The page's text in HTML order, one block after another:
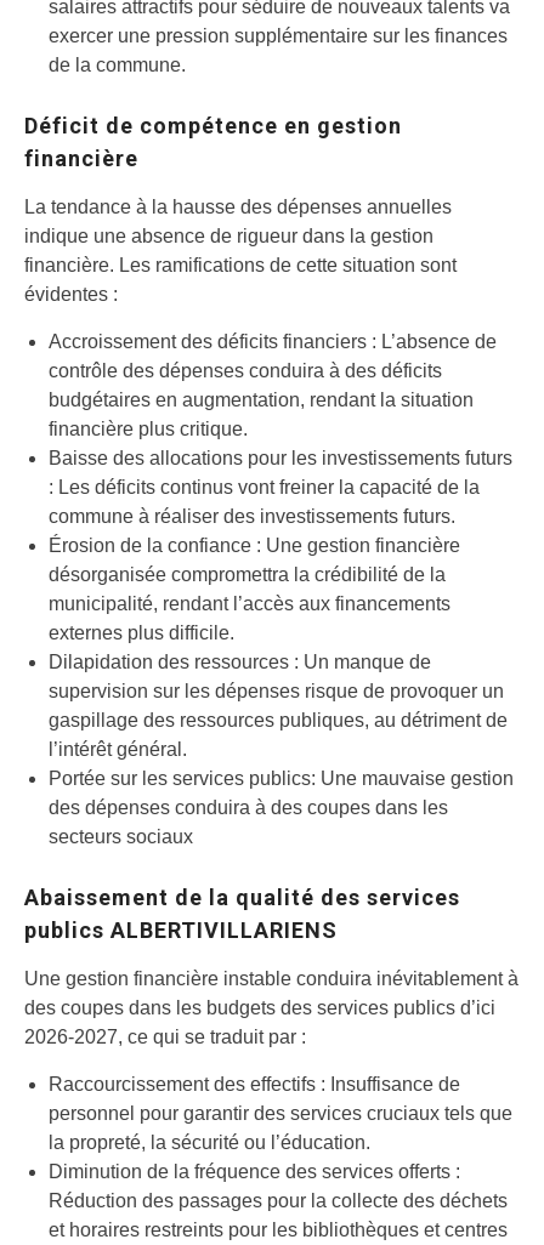
salaires attractifs pour séduire de nouveaux talents va
exercer une pression supplémentaire sur les finances
de la commune.
Déficit de compétence en gestion
financière
La tendance à la hausse des dépenses annuelles
indique une absence de rigueur dans la gestion
financière. Les ramifications de cette situation sont
évidentes :
Accroissement des déficits financiers : L’absence de
contrôle des dépenses conduira à des déficits
budgétaires en augmentation, rendant la situation
financière plus critique.
Baisse des allocations pour les investissements futurs
: Les déficits continus vont freiner la capacité de la
commune à réaliser des investissements futurs.
Érosion de la confiance : Une gestion financière
désorganisée compromettra la crédibilité de la
municipalité, rendant l’accès aux financements
externes plus difficile.
Dilapidation des ressources : Un manque de
supervision sur les dépenses risque de provoquer un
gaspillage des ressources publiques, au détriment de
l’intérêt général.
Portée sur les services publics: Une mauvaise gestion
des dépenses conduira à des coupes dans les
secteurs sociaux
Abaissement de la qualité des services
publics ALBERTIVILLARIENS
Une gestion financière instable conduira inévitablement à
des coupes dans les budgets des services publics d’ici
2026-2027, ce qui se traduit par :
Raccourcissement des effectifs : Insuffisance de
personnel pour garantir des services cruciaux tels que
la propreté, la sécurité ou l’éducation.
Diminution de la fréquence des services offerts :
Réduction des passages pour la collecte des déchets
et horaires restreints pour les bibliothèques et centres